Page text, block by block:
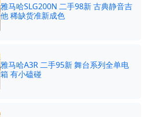
雅马哈SLG200N 二手98新 古典静音吉
他 稀缺货准新成色
雅马哈A3R 二手95新 舞台系列全单电
箱 有小磕碰